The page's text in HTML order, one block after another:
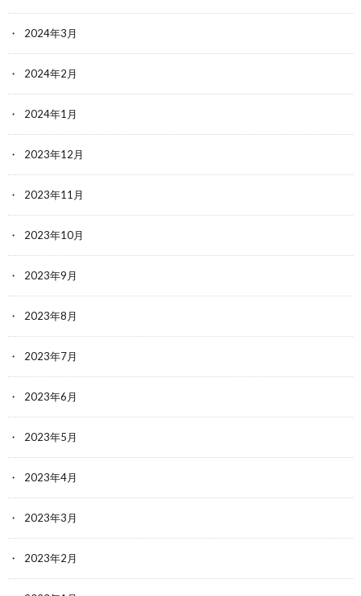
2024年3月
2024年2月
2024年1月
2023年12月
2023年11月
2023年10月
2023年9月
2023年8月
2023年7月
2023年6月
2023年5月
2023年4月
2023年3月
2023年2月